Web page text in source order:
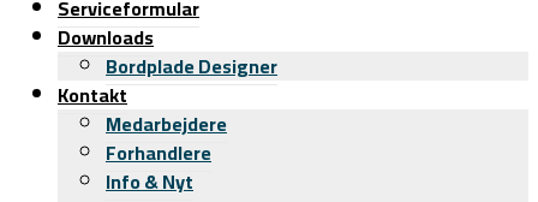
Serviceformular
Downloads
Bordplade Designer
Kontakt
Medarbejdere
Forhandlere
Info & Nyt